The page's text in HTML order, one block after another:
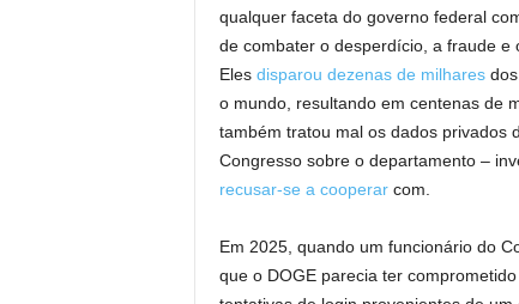
qualquer faceta do governo federal
de combater o desperdício, a fraude e
Eles disparou dezenas de milharesdos
o mundo, resultando em centenas de
também tratou mal os dados privados
Congresso sobre o departamento –
recusar-se a cooperarcom.
Em 2025, quando um funcionário do
que o DOGE parecia ter